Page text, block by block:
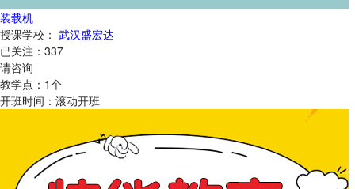
装载机
授课学校： 武汉盛宏达
已关注： 337
请咨询
教学点： 1个
开班时间： 滚动开班